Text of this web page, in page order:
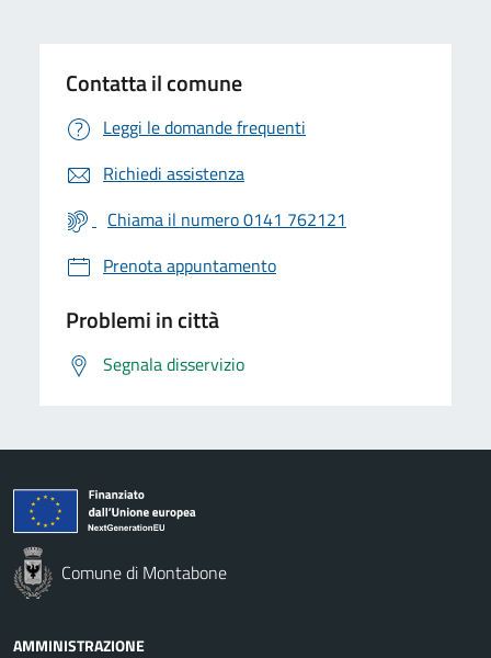
Contatta il comune
Leggi le domande frequenti
Richiedi assistenza
Chiama il numero 0141 762121
Prenota appuntamento
Problemi in città
Segnala disservizio
Comune di Montabone
AMMINISTRAZIONE